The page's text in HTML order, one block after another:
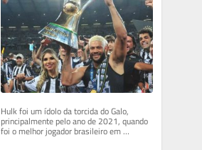
Hulk foi um ídolo da torcida do Galo,
principalmente pelo ano de 2021, quando
foi o melhor jogador brasileiro em
atividade, ganhando Copa do Brasil e...